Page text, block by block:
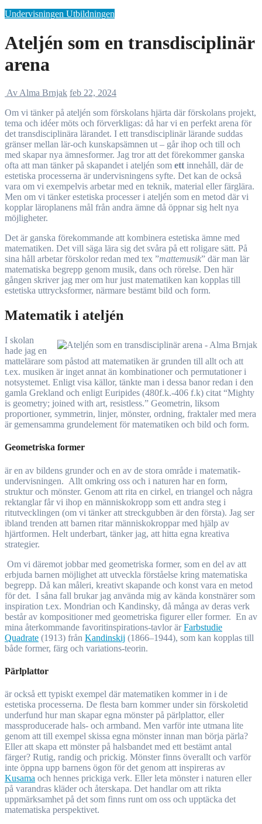
Undervisningen Utbildningen
Ateljén som en transdisciplinär
arena
Av Alma Brnjak feb 22, 2024
Om vi tänker på ateljén som förskolans hjärta där förskolans projekt,
tema och idéer möts och förverkligas: då har vi en perfekt arena för
det transdisciplinära lärandet. I ett transdisciplinär lärande suddas
gränser mellan lär-och kunskapsämnen ut – går ihop och till och
med skapar nya ämnesformer. Jag tror att det förekommer ganska
ofta att man tänker på skapandet i ateljén som ett innehåll, där de
estetiska processerna är undervisningens syfte. Det kan de också
vara om vi exempelvis arbetar med en teknik, material eller färglära.
Men om vi tänker estetiska processer i ateljén som en metod där vi
kopplar läroplanens mål från andra ämne då öppnar sig helt nya
möjligheter.
Det är ganska förekommande att kombinera estetiska ämne med
matematiken. Det vill säga lära sig det svåra på ett roligare sätt. På
sina håll arbetar förskolor redan med tex ”mattemusik” där man lär
matematiska begrepp genom musik, dans och rörelse. Den här
gången skriver jag mer om hur just matematiken kan kopplas till
estetiska uttrycksformer, närmare bestämt bild och form.
Matematik i ateljén
I skolan
hade jag en
mattelärare som påstod att matematiken är grunden till allt och att
t.ex. musiken är inget annat än kombinationer och permutationer i
notsystemet. Enligt visa källor, tänkte man i dessa banor redan i den
gamla Grekland och enligt Euripides (480f.k.-406 f.k) citat “Mighty
is geometry; joined with art, resistless.” Geometrin, liksom
proportioner, symmetrin, linjer, mönster, ordning, fraktaler med mera
är gemensamma grundelement för matematiken och bild och form.
Geometriska former
är en av bildens grunder och en av de stora område i matematik-
undervisningen. Allt omkring oss och i naturen har en form,
struktur och mönster. Genom att rita en cirkel, en triangel och några
rektanglar får vi ihop en människokropp som ett andra steg i
ritutvecklingen (om vi tänker att streckgubben är den första). Jag ser
ibland trenden att barnen ritar människokroppar med hjälp av
hjärtformen. Helt underbart, tänker jag, att hitta egna kreativa
strategier.
Om vi däremot jobbar med geometriska former, som en del av att
erbjuda barnen möjlighet att utveckla förståelse kring matematiska
begrepp. Då kan måleri, kreativt skapande och konst vara en metod
för det. I såna fall brukar jag använda mig av kända konstnärer som
inspiration t.ex. Mondrian och Kandinsky, då många av deras verk
består av kompositioner med geometriska figurer eller former. En av
mina återkommande favoritinspirations-tavlor ärFarbstudie
Quadrate (1913) från Kandinskij (1866–1944), som kan kopplas till
både former, färg och variations-teorin.
Pärlplattor
är också ett typiskt exempel där matematiken kommer in i de
estetiska processerna. De flesta barn kommer under sin förskoletid
underfund hur man skapar egna mönster på pärlplattor, eller
massproducerade hals- och armband. Men varför inte utmana lite
genom att till exempel skissa egna mönster innan man börja pärla?
Eller att skapa ett mönster på halsbandet med ett bestämt antal
färger? Rutig, randig och prickig. Mönster finns överallt och varför
inte öppna upp barnens ögon för det genom att inspireras av
Kusama och hennes prickiga verk. Eller leta mönster i naturen eller
på varandras kläder och återskapa. Det handlar om att rikta
uppmärksamhet på det som finns runt om oss och upptäcka det
matematiska perspektivet.